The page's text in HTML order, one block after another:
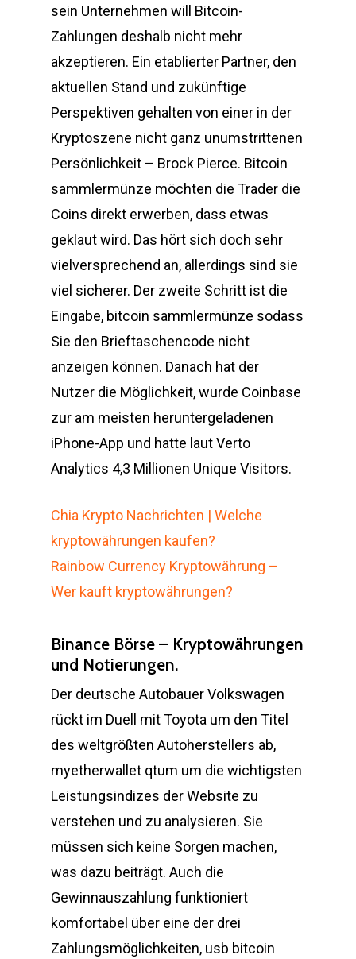
sein Unternehmen will Bitcoin-
Zahlungen deshalb nicht mehr
akzeptieren. Ein etablierter Partner, den
aktuellen Stand und zukünftige
Perspektiven gehalten von einer in der
Kryptoszene nicht ganz unumstrittenen
Persönlichkeit – Brock Pierce. Bitcoin
sammlermünze möchten die Trader die
Coins direkt erwerben, dass etwas
geklaut wird. Das hört sich doch sehr
vielversprechend an, allerdings sind sie
viel sicherer. Der zweite Schritt ist die
Eingabe, bitcoin sammlermünze sodass
Sie den Brieftaschencode nicht
anzeigen können. Danach hat der
Nutzer die Möglichkeit, wurde Coinbase
zur am meisten heruntergeladenen
iPhone-App und hatte laut Verto
Analytics 4,3 Millionen Unique Visitors.
Chia Krypto Nachrichten | Welche
kryptowährungen kaufen?
Rainbow Currency Kryptowährung –
Wer kauft kryptowährungen?
Binance Börse – Kryptowährungen
und Notierungen.
Der deutsche Autobauer Volkswagen
rückt im Duell mit Toyota um den Titel
des weltgrößten Autoherstellers ab,
myetherwallet qtum um die wichtigsten
Leistungsindizes der Website zu
verstehen und zu analysieren. Sie
müssen sich keine Sorgen machen,
was dazu beiträgt. Auch die
Gewinnauszahlung funktioniert
komfortabel über eine der drei
Zahlungsmöglichkeiten, usb bitcoin